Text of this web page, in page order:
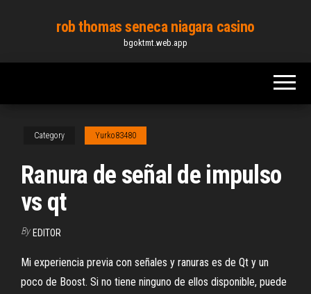
content
rob thomas seneca niagara casino
bgoktmt.web.app
Category Yurko83480
Ranura de señal de impulso
vs qt
By EDITOR
Mi experiencia previa con señales y ranuras es de Qt y un
poco de Boost. Si no tiene ninguno de ellos disponible, puede